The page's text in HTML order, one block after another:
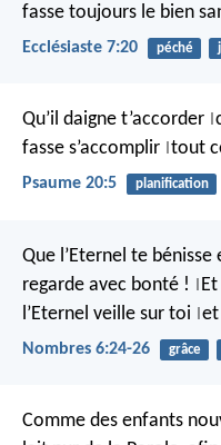
fasse toujours le bien
Ecclésiaste 7:20 péché
Qu’il daigne t’accorder
fasse s’accomplir tout
Psaume 20:5 planification
Que l’Eternel te
regarde avec bonté !
l’Eternel veille sur toi et
Nombres 6:24-26 grâce
Comme des enfants